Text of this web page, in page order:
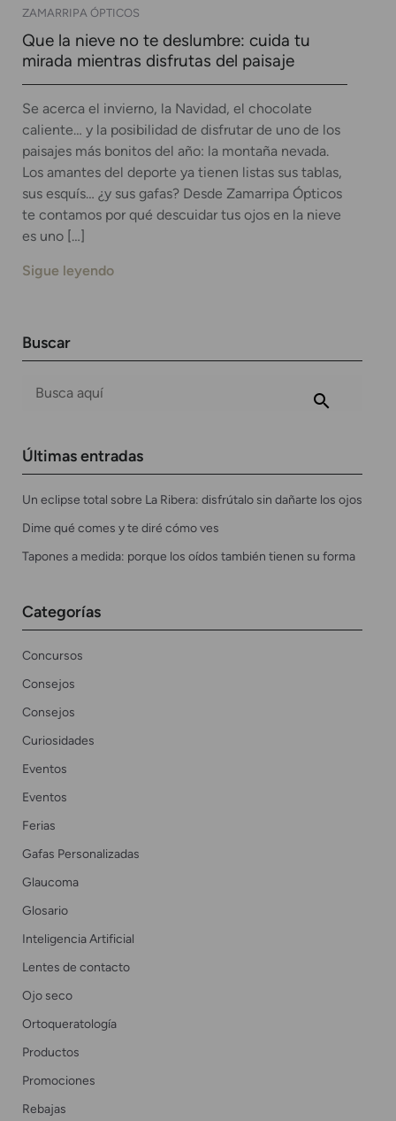
ZAMARRIPA ÓPTICOS
Que la nieve no te deslumbre: cuida tu
mirada mientras disfrutas del paisaje
Se acerca el invierno, la Navidad, el chocolate
caliente… y la posibilidad de disfrutar de uno de los
paisajes más bonitos del año: la montaña nevada.
Los amantes del deporte ya tienen listas sus tablas,
sus esquís… ¿y sus gafas? Desde Zamarripa Ópticos
te contamos por qué descuidar tus ojos en la nieve
es uno […]
Sigue leyendo
Buscar
Últimas entradas
Un eclipse total sobre La Ribera: disfrútalo sin dañarte los ojos
Dime qué comes y te diré cómo ves
Tapones a medida: porque los oídos también tienen su forma
Categorías
Concursos
Consejos
Consejos
Curiosidades
Eventos
Eventos
Ferias
Gafas Personalizadas
Glaucoma
Glosario
Inteligencia Artificial
Lentes de contacto
Ojo seco
Ortoqueratología
Productos
Promociones
Rebajas